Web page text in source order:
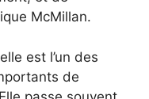
McMillan.
est l’un des
de